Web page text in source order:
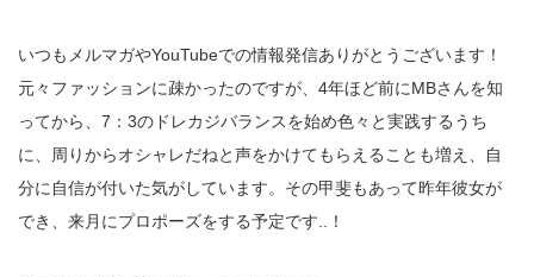
いつもメルマガやYouTubeでの情報発信ありがとうございます！
元々ファッションに疎かったのですが、4年ほど前にMBさんを知
ってから、7：3のドレカジバランスを始め色々と実践するうち
に、周りからオシャレだねと声をかけてもらえることも増え、自
分に自信が付いた気がしています。その甲斐もあって昨年彼女が
でき、来月にプロポーズをする予定です..！